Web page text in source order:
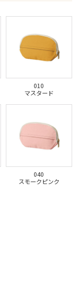
010
マスタード
040
スモークピンク